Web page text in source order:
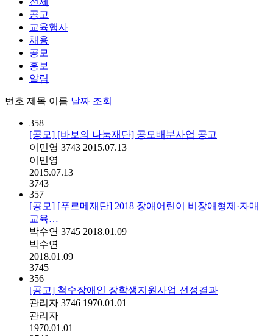
공고
교육행사
채용
공모
홍보
알림
번호 제목 이름 날짜 조회
358
[공모] [바보의 나눔재단] 공모배분사업 공고
이민영 3743 2015.07.13
이민영
2015.07.13
3743
357
[공모] [푸르메재단] 2018 장애어린이 비장애형제·자매
교육…
박수연 3745 2018.01.09
박수연
2018.01.09
3745
356
[공고] 척수장애인 장학생지원사업 선정결과
관리자 3746 1970.01.01
관리자
1970.01.01